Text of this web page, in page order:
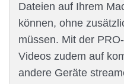
Dateien auf Ihrem
können, ohne
müssen. Mit der
Videos zudem auf
andere Geräte